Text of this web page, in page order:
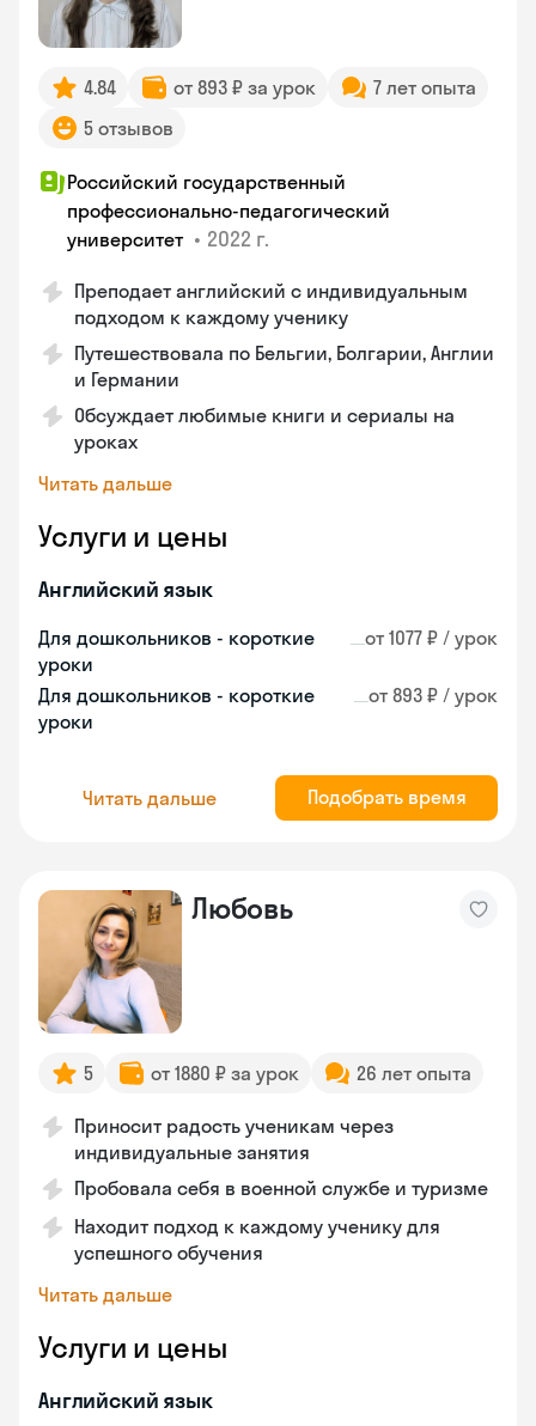
4.84 от 893 ₽ за урок
7 лет опыта
5 отзывов
Российский государственный
профессионально-педагогический
университет • 2022 г.
Преподает английский с индивидуальным
подходом к каждому ученику
Путешествовала по Бельгии, Болгарии, Англии
и Германии
Обсуждает любимые книги и сериалы на
уроках
Читать дальше
Услуги и цены
Английский язык
Для дошкольников - короткие
уроки
от 1077 ₽ / урок
Для дошкольников - короткие
уроки
от 893 ₽ / урок
Читать дальше Подобрать время
Любовь
5 от 1880 ₽ за урок 26 лет опыта
Приносит радость ученикам через
индивидуальные занятия
Пробовала себя в военной службе и туризме
Находит подход к каждому ученику для
успешного обучения
Читать дальше
Услуги и цены
Английский язык